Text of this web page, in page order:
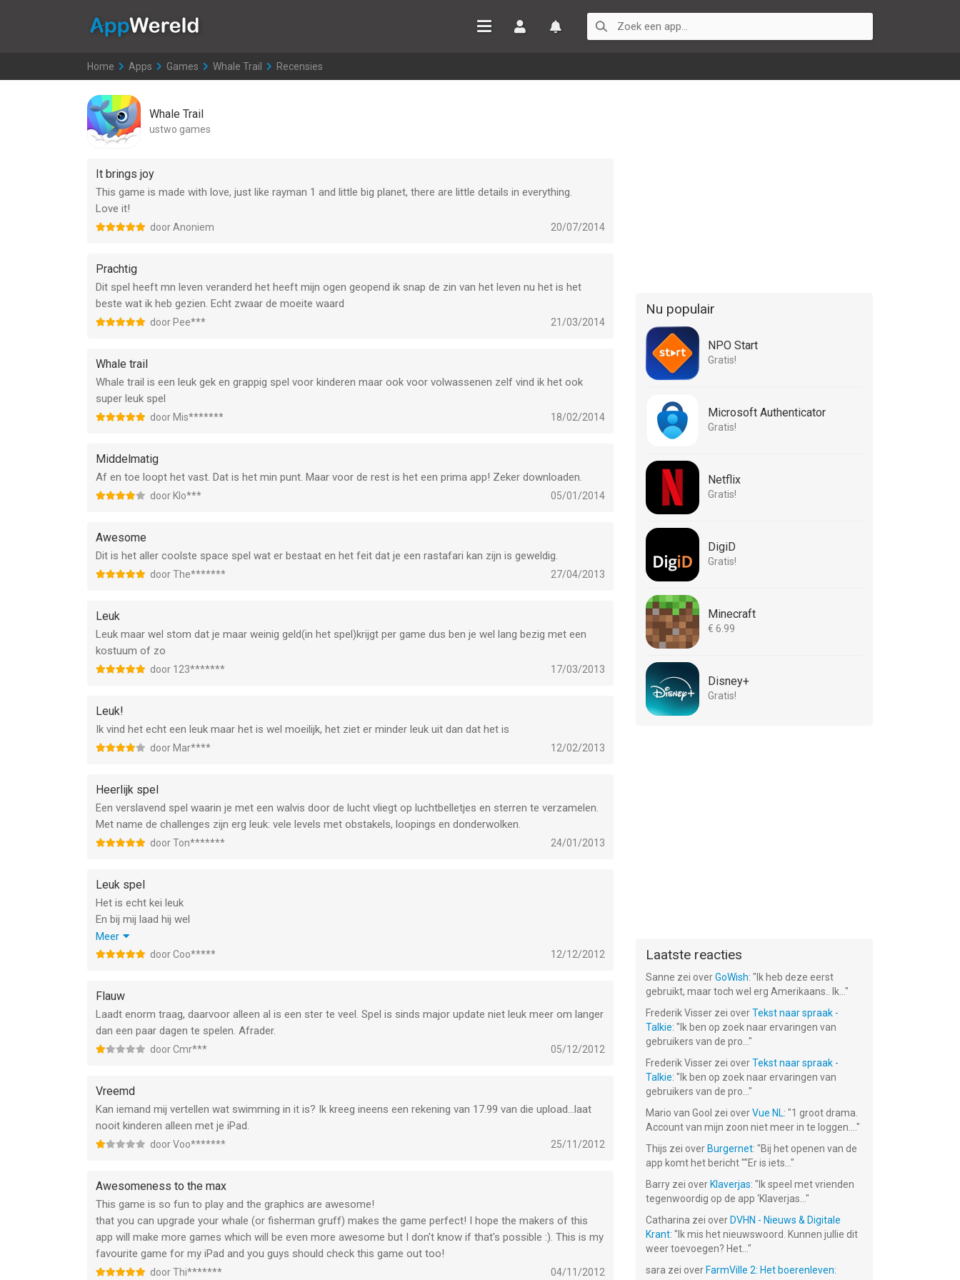
Home >
Apps >
Games >
Whale Trail >
Recensies
Whale Trail
ustwo games
It brings joy
This game is made with love, just like rayman 1 and little big planet, there are little details in everything.
Love it!
door Anoniem 20/07/2014
Prachtig
Dit spel heeft mn leven veranderd het heeft mijn ogen geopend ik snap de zin van het leven nu het is het
beste wat ik heb gezien. Echt zwaar de moeite waard
door Pee*** 21/03/2014
Whale trail
Whale trail is een leuk gek en grappig spel voor kinderen maar ook voor volwassenen zelf vind ik het ook
super leuk spel
door Mis******* 18/02/2014
Middelmatig
Af en toe loopt het vast. Dat is het min punt. Maar voor de rest is het een prima app! Zeker downloaden.
door Klo*** 05/01/2014
Awesome
Dit is het aller coolste space spel wat er bestaat en het feit dat je een rastafari kan zijn is geweldig.
door The******* 27/04/2013
Leuk
Leuk maar wel stom dat je maar weinig geld(in het spel)krijgt per game dus ben je wel lang bezig met een
kostuum of zo
door 123******* 17/03/2013
Leuk!
Ik vind het echt een leuk maar het is wel moeilijk, het ziet er minder leuk uit dan dat het is
door Mar**** 12/02/2013
Heerlijk spel
Een verslavend spel waarin je met een walvis door de lucht vliegt op luchtbelletjes en sterren te verzamelen.
Met name de challenges zijn erg leuk: vele levels met obstakels, loopings en donderwolken.
door Ton******* 24/01/2013
Leuk spel
Het is echt kei leuk
En bij mij laad hij wel
In het begin is het best moeilijk
Maar daarna niet meer zo
Meer
door Coo***** 12/12/2012
Flauw
Laadt enorm traag, daarvoor alleen al is een ster te veel. Spel is sinds major update niet leuk meer om langer
dan een paar dagen te spelen. Afrader.
door Cmr*** 05/12/2012
Vreemd
Kan iemand mij vertellen wat swimming in it is? Ik kreeg ineens een rekening van 17.99 van die upload...laat
nooit kinderen alleen met je iPad.
door Voo******* 25/11/2012
Awesomeness to the max
This game is so fun to play and the graphics are awesome!
that you can upgrade your whale (or fisherman gruff) makes the game perfect! I hope the makers of this
app will make more games which will be even more awesome but I don't know if that's possible :). This is my
favourite game for my iPad and you guys should check this game out too!
door Thi******* 04/11/2012
Nu populair
NPO Start
Gratis!
Microsoft Authenticator
Gratis!
Netflix
Gratis!
DigiD
Gratis!
Minecraft
€ 6.99
Disney+
Gratis!
Laatste reacties
Sanne zei overGoWish: " Ik heb deze eerst
gebruikt, maar toch wel erg Amerikaans.. Ik... "
Frederik Visser zei overTekst naar spraak -
Talkie: " Ik ben op zoek naar ervaringen van
gebruikers van de pro... "
Frederik Visser zei overTekst naar spraak -
Talkie: " Ik ben op zoek naar ervaringen van
gebruikers van de pro... "
Mario van Gool zei overVue NL: "1 groot drama.
Account van mijn zoon niet meer in te loggen.... "
Thijs zei over Burgernet: "Bij het openen van de
app komt het bericht ""Er is iets... "
Barry zei over Klaverjas: " Ik speel met vrienden
tegenwoordig op de app ‘Klaverjas... "
Catharina zei over DVHN - Nieuws & Digitale
Krant: " Ik mis het nieuwswoord. Kunnen jullie dit
weer toevoegen? Het... "
sara zei over FarmVille 2: Het boerenleven: